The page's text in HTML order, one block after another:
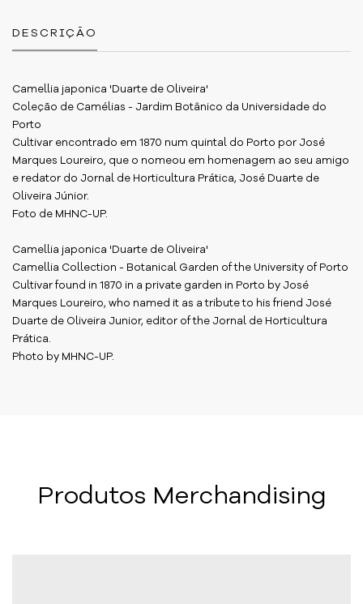
DESCRIÇÃO
Camellia japonica 'Duarte de Oliveira'
Coleção de Camélias - Jardim Botânico da Universidade do
Porto
Cultivar encontrado em 1870 num quintal do Porto por José
Marques Loureiro, que o nomeou em homenagem ao seu amigo
e redator do Jornal de Horticultura Prática, José Duarte de
Oliveira Júnior.
Foto de MHNC-UP.
Camellia japonica 'Duarte de Oliveira'
Camellia Collection - Botanical Garden of the University of Porto
Cultivar found in 1870 in a private garden in Porto by José
Marques Loureiro, who named it as a tribute to his friend José
Duarte de Oliveira Junior, editor of the Jornal de Horticultura
Prática.
Photo by MHNC-UP.
Produtos Merchandising